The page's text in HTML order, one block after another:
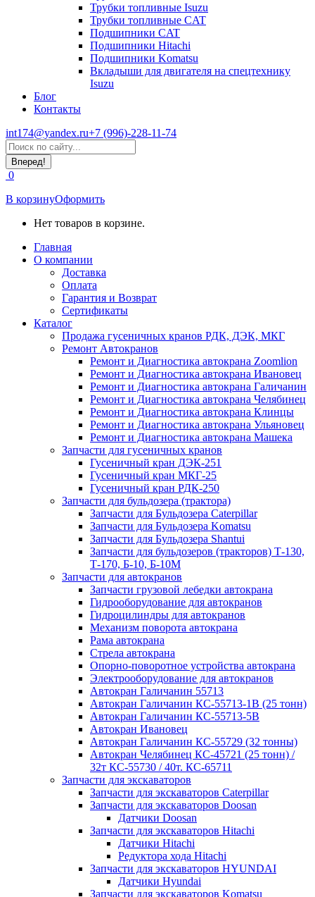
Трубки топливные Isuzu
Трубки топливные CAT
Подшипники CAT
Подшипники Hitachi
Подшипники Komatsu
Вкладыши для двигателя на спецтехнику
Isuzu
Блог
Контакты
int174@yandex.ru+7 (996)-228-11-74
Страница
WhatsApp
открывается
в
новом
окне
Поиск:
0
В корзинуОформить
Нет товаров в корзине.
Главная
О компании
Доставка
Оплата
Гарантия и Возврат
Сертификаты
Каталог
Продажа гусеничных кранов РДК, ДЭК, МКГ
Ремонт Автокранов
Ремонт и Диагностика автокрана Zoomlion
Ремонт и Диагностика автокрана Ивановец
Ремонт и Диагностика автокрана Галичанин
Ремонт и Диагностика автокрана Челябинец
Ремонт и Диагностика автокрана Клинцы
Ремонт и Диагностика автокрана Ульяновец
Ремонт и Диагностика автокрана Машека
Запчасти для гусеничных кранов
Гусеничный кран ДЭК-251
Гусеничный кран МКГ-25
Гусеничный кран РДК-250
Запчасти для бульдозера (трактора)
Запчасти для Бульдозера Caterpillar
Запчасти для Бульдозера Komatsu
Запчасти для Бульдозера Shantui
Запчасти для бульдозеров (тракторов) Т-130,
Т-170, Б-10, Б-10М
Запчасти для автокранов
Запчасти грузовой лебедки автокрана
Гидрооборудование для автокранов
Гидроцилиндры для автокранов
Механизм поворота автокрана
Рама автокрана
Стрела автокрана
Опорно-поворотное устройства автокрана
Электрооборудование для автокранов
Автокран Галичанин 55713
Автокран Галичанин КС-55713-1В (25 тонн)
Автокран Галичанин КС-55713-5В
Автокран Ивановец
Автокран Галичанин КС-55729 (32 тонны)
Автокран Челябинец КС-45721 (25 тонн) /
32т КС-55730 / 40т. КС-65711
Запчасти для экскаваторов
Запчасти для экскаваторов Caterpillar
Запчасти для экскаваторов Doosan
Датчики Doosan
Запчасти для экскаваторов Hitachi
Датчики Hitachi
Редуктора хода Hitachi
Запчасти для экскаваторов HYUNDAI
Датчики Hyundai
Запчасти для экскаваторов Komatsu